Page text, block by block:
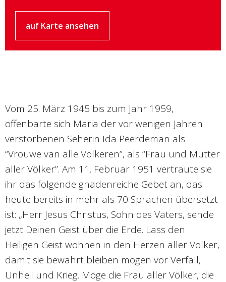
auf Karte ansehen
Vom 25. März 1945 bis zum Jahr 1959,
offenbarte sich Maria der vor wenigen Jahren
verstorbenen Seherin Ida Peerdeman als
“Vrouwe van alle Volkeren”, als “Frau und Mutter
aller Völker”. Am 11. Februar 1951 vertraute sie
ihr das folgende gnadenreiche Gebet an, das
heute bereits in mehr als 70 Sprachen übersetzt
ist: „Herr Jesus Christus, Sohn des Vaters, sende
jetzt Deinen Geist über die Erde. Lass den
Heiligen Geist wohnen in den Herzen aller Völker,
damit sie bewahrt bleiben mögen vor Verfall,
Unheil und Krieg. Möge die Frau aller Völker, die